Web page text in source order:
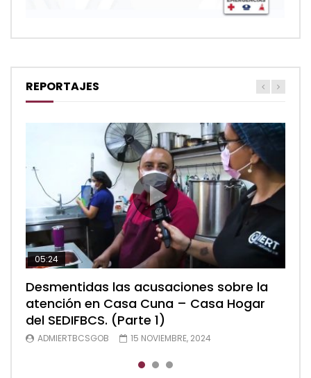
REPORTAJES
05:24
Desmentidas las acusaciones sobre la
atención en Casa Cuna – Casa Hogar
del SEDIFBCS. (Parte 1)
ADMIERTBCSGOB 15 NOVIEMBRE, 2024
04:28
Desmentidas las acusaciones sobre la
atención en Casa Cuna – Casa Hogar
del SEDIFBCS. (Parte 2)
ADMIERTBCSGOB 15 NOVIEMBRE, 2024
05:48
Desmentidas las acusaciones sobre la
atención en Casa Cuna – Casa Hogar
del SEDIFBCS (Parte 3)
ADMIERTBCSGOB 15 NOVIEMBRE, 2024